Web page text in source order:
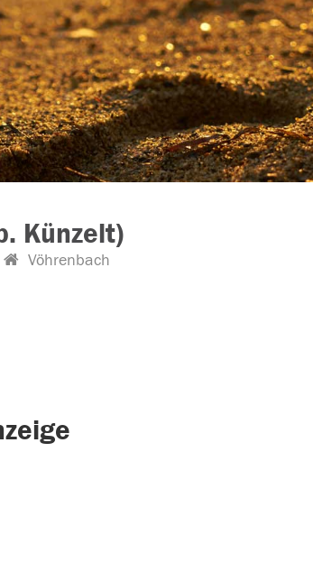
Künzelt)
Vöhrenbach